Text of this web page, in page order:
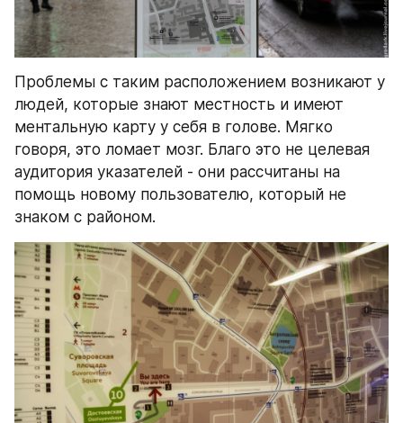
Проблемы с таким расположением возникают у
людей, которые знают местность и имеют
ментальную карту у себя в голове. Мягко
говоря, это ломает мозг. Благо это не целевая
аудитория указателей - они рассчитаны на
помощь новому пользователю, который не
знаком с районом.